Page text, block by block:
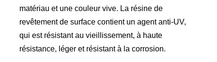
matériau et une couleur vive. La résine de
revêtement de surface contient un agent anti-UV,
qui est résistant au vieillissement, à haute
résistance, léger et résistant à la corrosion.